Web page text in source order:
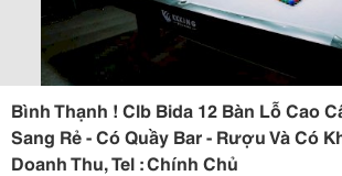
Bình Thạnh ! Clb Bida 12 Bàn Lỗ Cao
Sang Rẻ - Có Quầy Bar - Rượu Và Có
Doanh Thu, Tel : Chính Chủ